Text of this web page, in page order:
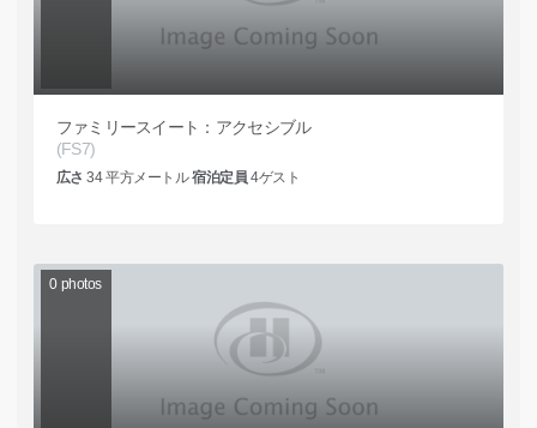
ファミリースイート：アクセシブル
(FS7)
広さ 34平方メートル宿泊定員 4ゲスト
0 photos